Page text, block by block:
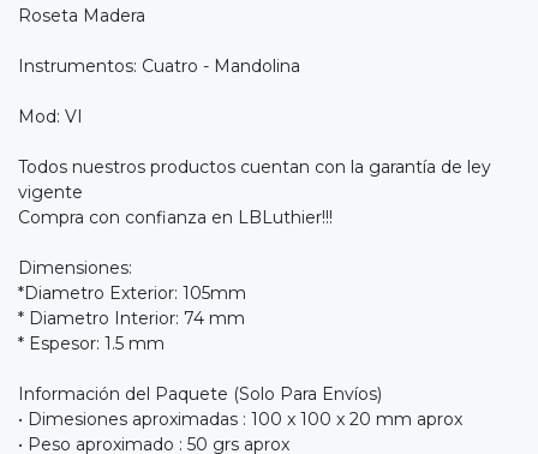
Roseta Madera
Instrumentos: Cuatro - Mandolina
Mod: VI
Todos nuestros productos cuentan con la garantía de ley
vigente
Compra con confianza en LBLuthier!!!
Dimensiones:
*Diametro Exterior: 105mm
* Diametro Interior: 74 mm
* Espesor: 1.5 mm
Información del Paquete (Solo Para Envíos)
• Dimesiones aproximadas : 100 x 100 x 20 mm aprox
• Peso aproximado : 50 grs aprox